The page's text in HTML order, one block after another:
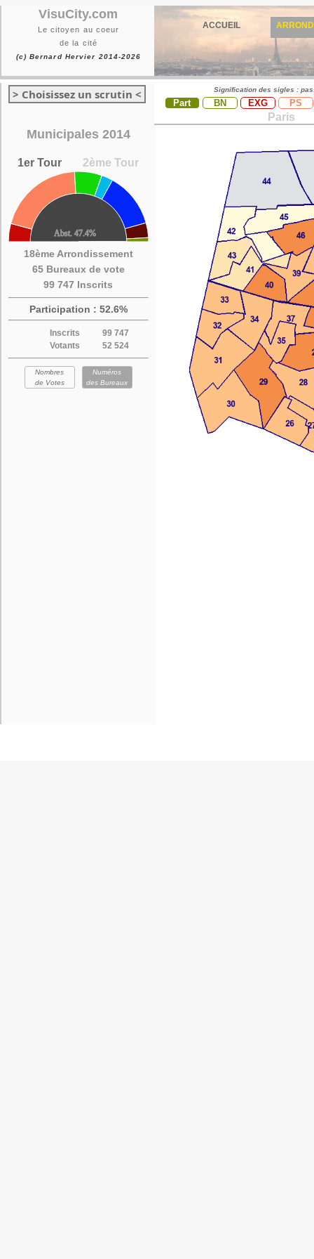
VisuCity.com
Le citoyen au coeur
de la cité
(c) Bernard Hervier 2014-2026
ACCUEIL
> Choisissez un scrutin <
Municipales 2014
1er Tour 2ème Tour
18ème Arrondissement
65 Bureaux de vote
99 747 Inscrits
Participation : 52.6%
Inscrits
99 747
Votants
52 524
Nombres
de Votes
Numéros
des Bureaux
Signification des sigles :
Part BN EXG PS
Paris